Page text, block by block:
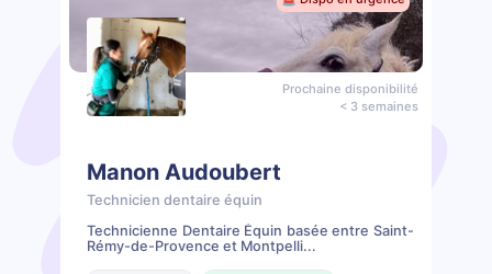
Prochaine disponibilité
< 3 semaines
Manon Audoubert
Technicien dentaire équin
Technicienne Dentaire Équin basée entre Saint-
Rémy-de-Provence et Montpelli...